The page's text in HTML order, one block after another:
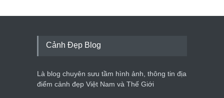
Cảnh Đẹp Blog
Là blog chuyên sưu tầm hình ảnh, thông tin địa
điểm cảnh đẹp Việt Nam và Thế Giới